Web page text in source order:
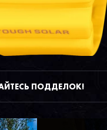
ПОДДЕЛОК!